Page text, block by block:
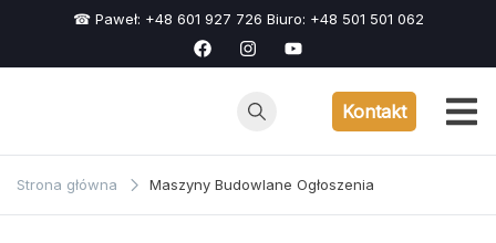
☎ Paweł: +48 601 927 726 Biuro: +48 501 501 062
Kontakt
Strona główna Maszyny Budowlane Ogłoszenia